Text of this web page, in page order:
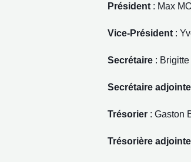
Président : Max
Vice-Président :
Secrétaire :
Secrétaire adjointe
Trésorier : Gaston
Trésorière adjointe